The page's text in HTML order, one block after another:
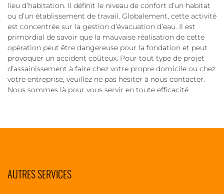
lieu d’habitation. Il définit le niveau de confort d’un habitat
ou d’un établissement de travail. Globalement, cette activité
est concentrée sur la gestion d’évacuation d’eau. Il est
primordial de savoir que la mauvaise réalisation de cette
opération peut être dangereuse pour la fondation et peut
provoquer un accident coûteux. Pour tout type de projet
d’assainissement à faire chez votre propre domicile ou chez
votre entreprise, veuillez ne pas hésiter à nous contacter.
Nous sommes là pour vous servir en toute efficacité.
AUTRES SERVICES